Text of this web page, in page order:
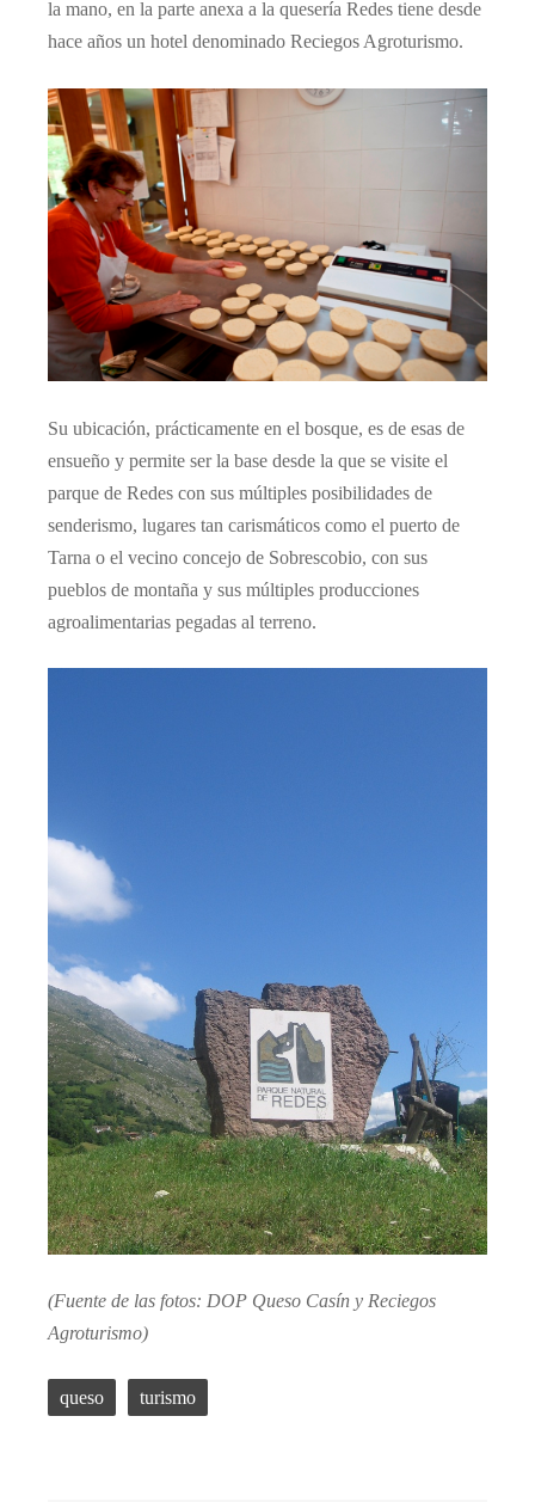
la mano, en la parte anexa a la quesería Redes tiene desde
hace años un hotel denominado Reciegos Agroturismo.
Su ubicación, prácticamente en el bosque, es de esas de
ensueño y permite ser la base desde la que se visite el
parque de Redes con sus múltiples posibilidades de
senderismo, lugares tan carismáticos como el puerto de
Tarna o el vecino concejo de Sobrescobio, con sus
pueblos de montaña y sus múltiples producciones
agroalimentarias pegadas al terreno.
(Fuente de las fotos: DOP Queso Casín y Reciegos
Agroturismo)
queso turismo